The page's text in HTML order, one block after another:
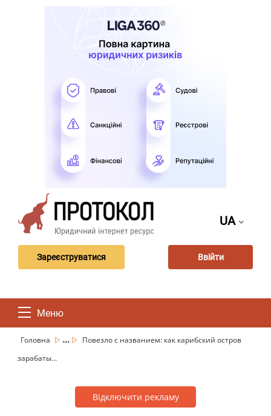
UA
Зареєструватися Ввійти
Меню
Головна ...
Повезло с названием: как карибский остров
зарабаты...
Відключити рекламу